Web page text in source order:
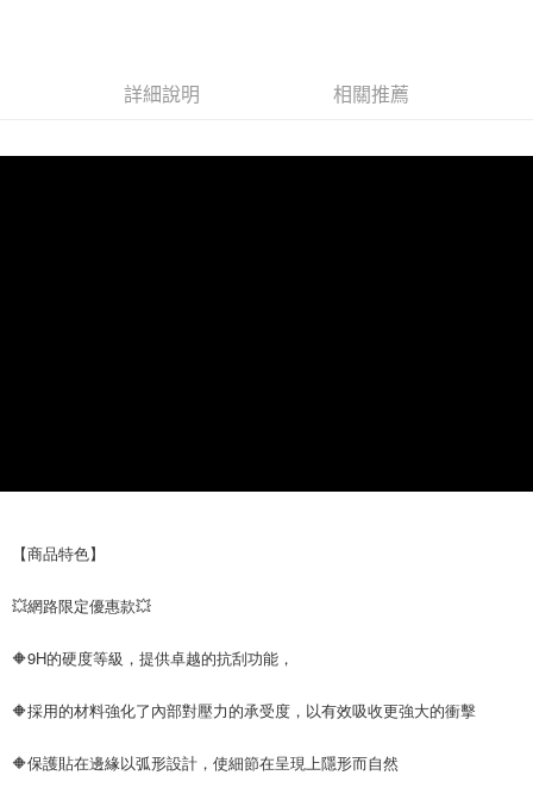
「AFTEE先享後付」，若未經同意申辦者引起之損失，本公司不負相關責
時審查核予不同之上限額度；若仍有額度不足之情形，本公司將視審查結果
詳細說明 相關推薦
【商品特色】
💥網路限定優惠款💥
🔶9H的硬度等級，提供卓越的抗刮功能，
🔶採用的材料強化了內部對壓力的承受度，以有效吸收更強大的衝擊
🔶保護貼在邊緣以弧形設計，使細節在呈現上隱形而自然